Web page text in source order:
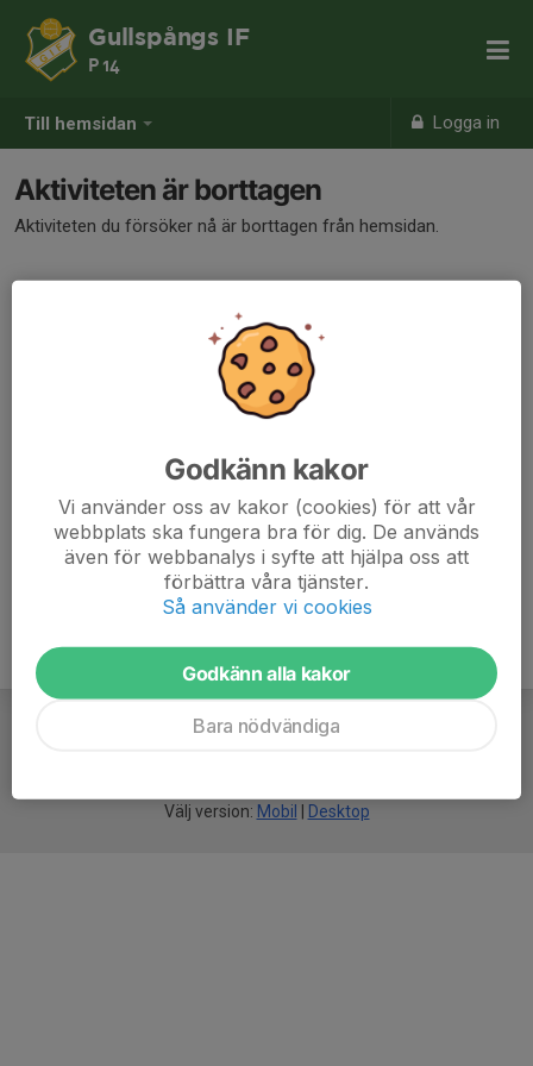
Till hemsidan Logga in
Gullspångs IF
P 14
Aktiviteten är borttagen
Aktiviteten du försöker nå är borttagen från hemsidan.
Välj version: Mobil Desktop
Godkänn kakor
Vi använder oss av kakor (cookies) för att vår
webbplats ska fungera bra för dig. De används
även för webbanalys i syfte att hjälpa oss att
förbättra våra tjänster.
Så använder vi cookies
Godkänn alla kakor
Bara nödvändiga